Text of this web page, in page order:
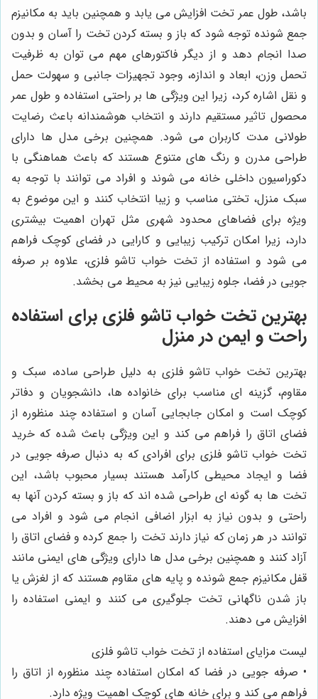
باشد، طول عمر تخت افزایش می یابد و همچنین باید به مکانیزم
جمع شونده توجه شود که باز و بسته کردن تخت را آسان و بدون
صدا انجام دهد و از دیگر فاکتورهای مهم می توان به ظرفیت
تحمل وزن، ابعاد و اندازه، وجود تجهیزات جانبی و سهولت حمل
و نقل اشاره کرد، زیرا این ویژگی ها بر راحتی استفاده و طول عمر
محصول تاثیر مستقیم دارند و انتخاب هوشمندانه باعث رضایت
طولانی مدت کاربران می شود. همچنین برخی مدل ها دارای
طراحی مدرن و رنگ های متنوع هستند که باعث هماهنگی با
دکوراسیون داخلی خانه می شوند و افراد می توانند با توجه به
سبک منزل، تختی مناسب و زیبا انتخاب کنند و این موضوع به
ویژه برای فضاهای محدود شهری مثل تهران اهمیت بیشتری
دارد، زیرا امکان ترکیب زیبایی و کارایی در فضای کوچک فراهم
می شود و استفاده از تخت خواب تاشو فلزی، علاوه بر صرفه
جویی در فضا، جلوه زیبایی نیز به محیط می بخشد.
بهترین تخت خواب تاشو فلزی برای استفاده
راحت و ایمن در منزل
بهترین تخت خواب تاشو فلزی به دلیل طراحی ساده، سبک و
مقاوم، گزینه ای مناسب برای خانواده ها، دانشجویان و دفاتر
کوچک است و امکان جابجایی آسان و استفاده چند منظوره از
فضای اتاق را فراهم می کند و این ویژگی باعث شده که خرید
تخت خواب تاشو فلزی برای افرادی که به دنبال صرفه جویی در
فضا و ایجاد محیطی کارآمد هستند بسیار محبوب باشد، این
تخت ها به گونه ای طراحی شده اند که باز و بسته کردن آنها به
راحتی و بدون نیاز به ابزار اضافی انجام می شود و افراد می
توانند در هر زمان که نیاز دارند تخت را جمع کرده و فضای اتاق را
آزاد کنند و همچنین برخی مدل ها دارای ویژگی های ایمنی مانند
قفل مکانیزم جمع شونده و پایه های مقاوم هستند که از لغزش یا
باز شدن ناگهانی تخت جلوگیری می کنند و ایمنی استفاده را
افزایش می دهند.
لیست مزایای استفاده از تخت خواب تاشو فلزی
• صرفه جویی در فضا که امکان استفاده چند منظوره از اتاق را
فراهم می کند و برای خانه های کوچک اهمیت ویژه دارد.